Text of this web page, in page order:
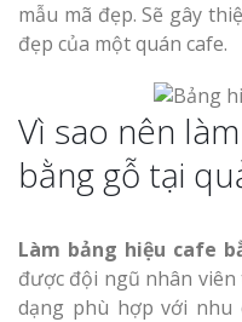
mẫu mã đẹp. Sẽ gây
đẹp của một quán cafe.
Vì sao nên
bằng gỗ tại
Làm bảng hiệu cafe
được đội ngũ nhân viên
dạng phù hợp với nhu